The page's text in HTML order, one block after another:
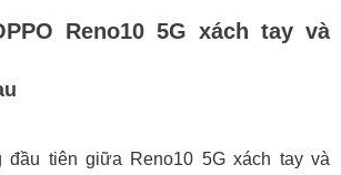
Reno10 5G xách tay và chính hãng
Reno10 5G xách tay và
tiên giữa Reno10 5G xách tay và